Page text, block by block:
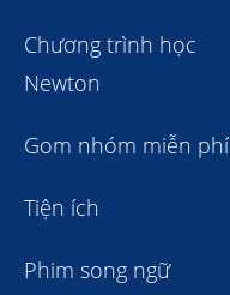
Chương trình học
Newton
Gom nhóm miễn phí
Tiện ích
Phim song ngữ